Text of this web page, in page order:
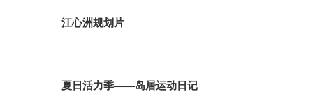
江心洲规划片
夏日活力季——岛居运动日记